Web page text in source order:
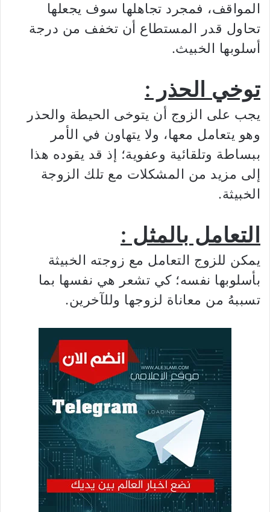
المواقف، فمجرد تجاهلها سوف يجعلها
تحاول قدر المستطاع أن تخفف من درجة
أسلوبها الخبيث.
توخي الحذر :
يجب على الزوج أن يتوخى الحيطة والحذر
وهو يتعامل معها، ولا يتهاون في الأمر
ببساطة وتلقائية وعفوية؛ إذ قد يقوده هذا
إلى مزيد من المشكلات مع تلك الزوجة
الخبيثة.
التعامل بالمثل :
يمكن للزوج التعامل مع زوجته الخبيثة
بأسلوبها نفسه؛ كي تشعر هي نفسها بما
تسببهُ من معاناة لزوجها وللآخرين.